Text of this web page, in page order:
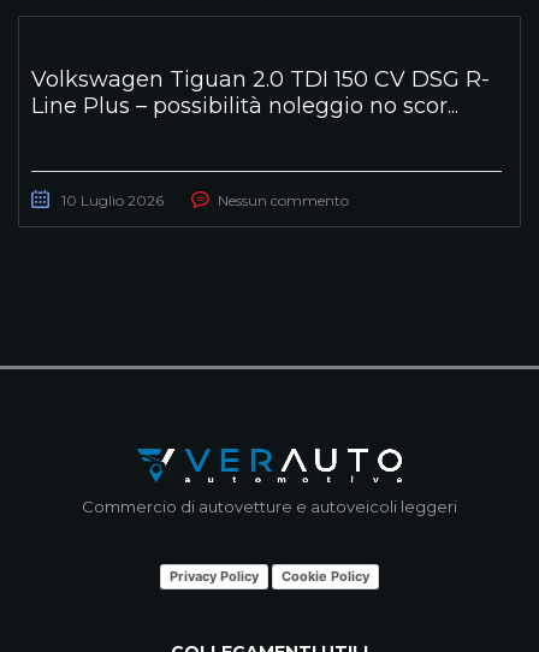
Volkswagen Tiguan 2.0 TDI 150 CV DSG R-
Line Plus – possibilità noleggio no scor...
10 Luglio 2026 Nessun commento
Commercio di autovetture e autoveicoli leggeri
Privacy Policy Cookie Policy